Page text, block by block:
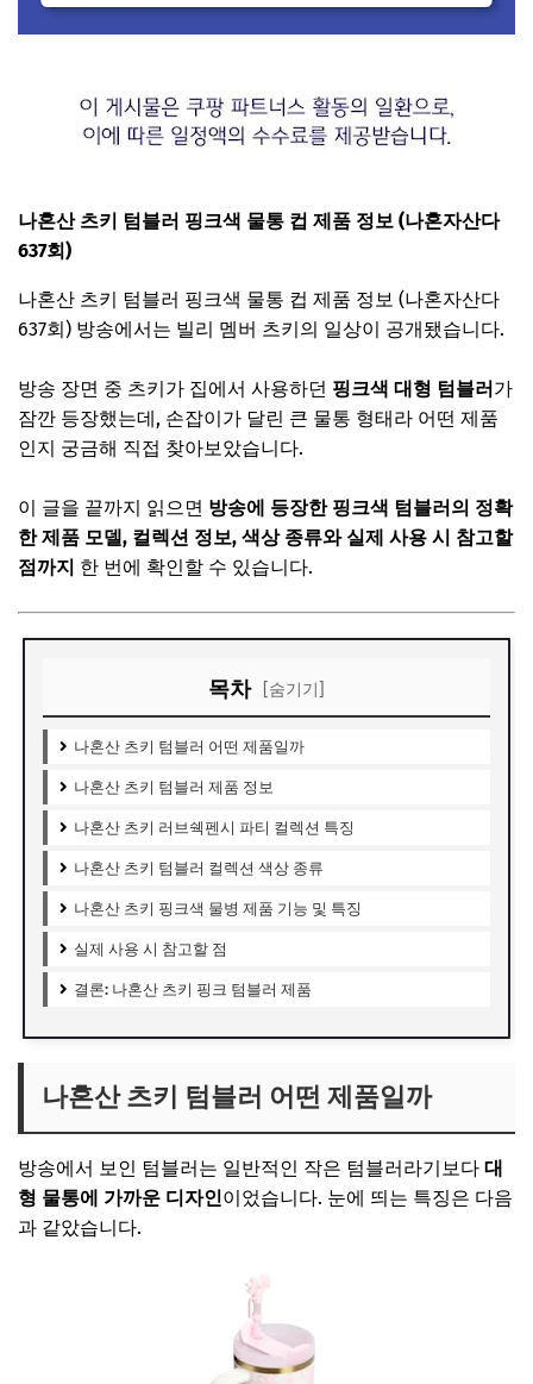
나혼산 츠키 텀블러 핑크색 물통 컵 제품 정보 (나혼자산다
637회)
나혼산 츠키 텀블러 핑크색 물통 컵 제품 정보 (나혼자산다
637회) 방송에서는 빌리 멤버 츠키의 일상이 공개됐습니다.
방송 장면 중 츠키가 집에서 사용하던 핑크색 대형 텀블러가
잠깐 등장했는데, 손잡이가 달린 큰 물통 형태라 어떤 제품
인지 궁금해 직접 찾아보았습니다.
이 글을 끝까지 읽으면 방송에 등장한 핑크색 텀블러의 정확
한 제품 모델, 컬렉션 정보, 색상 종류와 실제 사용 시 참고할
점까지 한 번에 확인할 수 있습니다.
목차 [숨기기]
나혼산 츠키 텀블러 어떤 제품일까
나혼산 츠키 텀블러 제품 정보
나혼산 츠키 러브쉑펜시 파티 컬렉션 특징
나혼산 츠키 텀블러 컬렉션 색상 종류
나혼산 츠키 핑크색 물병 제품 기능 및 특징
실제 사용 시 참고할 점
결론: 나혼산 츠키 핑크 텀블러 제품
나혼산 츠키 텀블러 어떤 제품일까
방송에서 보인 텀블러는 일반적인 작은 텀블러라기보다 대
형 물통에 가까운 디자인이었습니다. 눈에 띄는 특징은 다음
과 같았습니다.